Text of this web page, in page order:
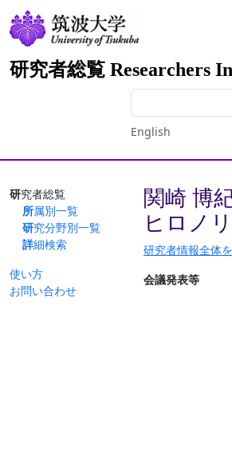
研究者総覧 Researchers
English
研究者総覧
所属別一覧
研究分野別一覧
詳細検索
使い方
お問い合わせ
関崎 博
ヒロノ
研究者情報全体
会議発表等